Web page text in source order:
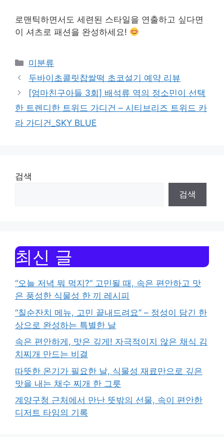
로맨틱하면서도 세련된 스타일을 연출하고 싶다면
이 셔츠로 패션을 완성하세요!
Categories
미분류
두바이초콜릿찹쌀떡 초코설기 예약 리뷰
[엄마친구아들 3회] 배석류 역의 정소민이 선택
한 트렌디한 트위드 가디건 – 시티브리즈 트위드 카
라 가디건_SKY BLUE
검색
검색
최신 글
“오늘 저녁 뭐 먹지?” 고민될 때, 속은 편안하고 맛
은 풍성한 식물성 한 끼 레시피
“칠순잔치 메뉴, 고민 끝내드려요” – 정성이 담긴 한
상으로 완성하는 특별한 날
속은 편안하게, 맛은 깊게! 자극적이지 않은 채식 김
치찌개 만드는 비결
따뜻한 온기가 필요한 날, 식물성 재료만으로 깊은
맛을 내는 채수 찌개 한 그릇
계양구청 근처에서 만난 뜻밖의 선물, 속이 편안한
디저트 타임의 기록